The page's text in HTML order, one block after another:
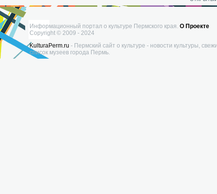
Информационный портал о культуре Пермского края. О Проекте
Copyright © 2009 - 2024
KulturaPerm.ru - Пермский сайт о культуре - новости культуры,
список музеев города Пермь.